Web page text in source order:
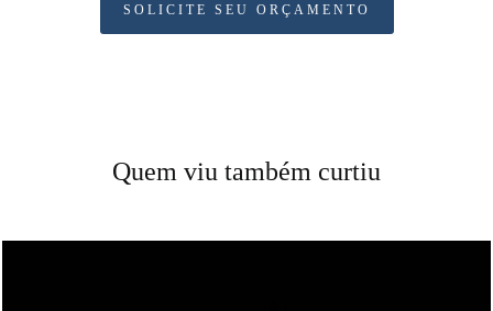
SOLICITE SEU ORÇAMENTO
Quem viu também curtiu